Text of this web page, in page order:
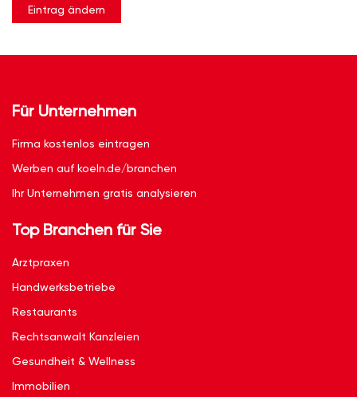
Eintrag ändern
Für Unternehmen
Firma kostenlos eintragen
Werben auf koeln.de/branchen
Ihr Unternehmen gratis analysieren
Top Branchen für Sie
Arztpraxen
Handwerksbetriebe
Restaurants
Rechtsanwalt Kanzleien
Gesundheit & Wellness
Immobilien